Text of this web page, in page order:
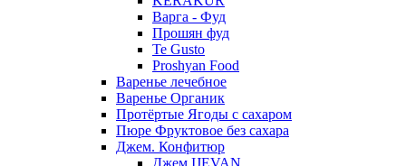
Варга - Фуд
Прошян фуд
Te Gusto
Proshyan Food
Варенье лечебное
Варенье Органик
Протёртые Ягоды с сахаром
Пюре Фруктовое без сахара
Джем. Конфитюр
Джем IJEVAN